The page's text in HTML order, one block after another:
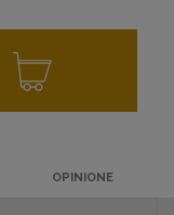
OPINIONE